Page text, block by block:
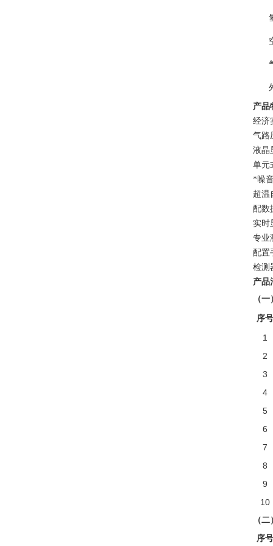
产品
经济
气路
液晶
单元
*噪
超温
配数
实时
专业
配置
检测
产品
（
序号
1
2
3
4
5
6
7
8
9
10
（
序号